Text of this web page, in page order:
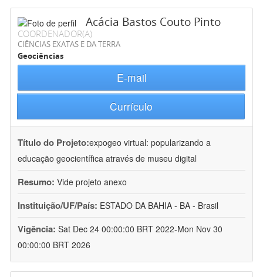
Acácia Bastos Couto Pinto
COORDENADOR(A)
CIÊNCIAS EXATAS E DA TERRA
Geociências
E-mail
Currículo
Título do Projeto:expogeo virtual: popularizando a
educação geocientífica através de museu digital
Resumo: Vide projeto anexo
Instituição/UF/País: ESTADO DA BAHIA - BA - Brasil
Vigência: Sat Dec 24 00:00:00 BRT 2022-Mon Nov 30
00:00:00 BRT 2026